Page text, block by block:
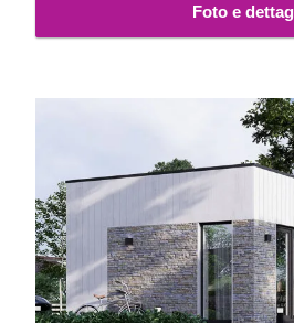
Foto e